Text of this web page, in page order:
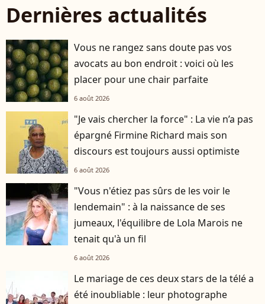
Dernières actualités
Vous ne rangez sans doute pas vos
avocats au bon endroit : voici où les
placer pour une chair parfaite
6 août 2026
"Je vais chercher la force" : La vie n’a pas
épargné Firmine Richard mais son
discours est toujours aussi optimiste
6 août 2026
"Vous n'étiez pas sûrs de les voir le
lendemain" : à la naissance de ses
jumeaux, l'équilibre de Lola Marois ne
tenait qu'à un fil
6 août 2026
Le mariage de ces deux stars de la télé a
été inoubliable : leur photographe